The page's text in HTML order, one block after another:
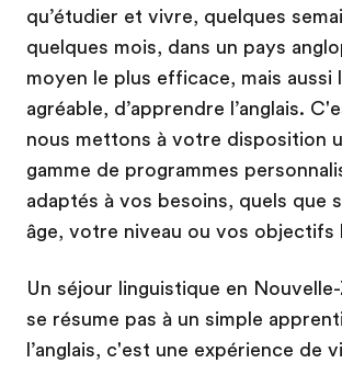
qu’étudier et vivre, quelques
quelques mois, dans un pays
moyen le plus efficace, mais aussi
agréable, d’apprendre l’anglais.
nous mettons à votre disposition
gamme de programmes
adaptés à vos besoins, quels que
âge, votre niveau ou vos objectifs
Un séjour linguistique en
se résume pas à un simple
l’anglais, c'est une expérience de